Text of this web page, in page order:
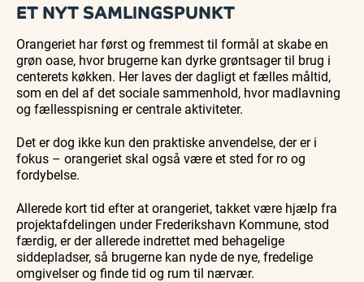
ET NYT SAMLINGSPUNKT
Orangeriet har først og fremmest til formål at skabe en
grøn oase, hvor brugerne kan dyrke grøntsager til brug i
centerets køkken. Her laves der dagligt et fælles måltid,
som en del af det sociale sammenhold, hvor madlavning
og fællesspisning er centrale aktiviteter.
Det er dog ikke kun den praktiske anvendelse, der er i
fokus – orangeriet skal også være et sted for ro og
fordybelse.
Allerede kort tid efter at orangeriet, takket være hjælp fra
projektafdelingen under Frederikshavn Kommune, stod
færdig, er der allerede indrettet med behagelige
siddepladser, så brugerne kan nyde de nye, fredelige
omgivelser og finde tid og rum til nærvær.